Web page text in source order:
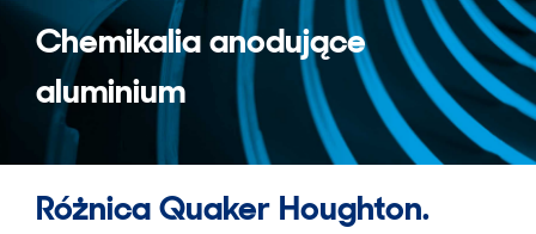
Chemikalia anodujące
aluminium
Różnica Quaker Houghton.